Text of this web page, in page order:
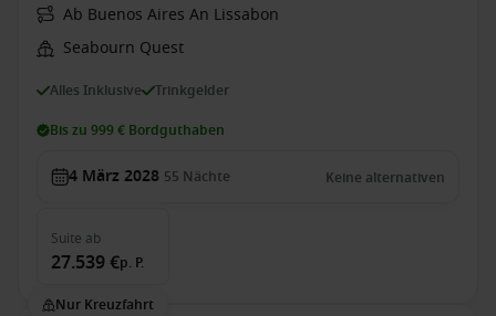
Ab Buenos Aires An Lissabon
Seabourn Quest
Alles Inklusive Trinkgelder
Bis zu 999 € Bordguthaben
4 März 2028 55 Nächte Keine alternativen
Suite ab
27.539 €p. P.
Nur Kreuzfahrt